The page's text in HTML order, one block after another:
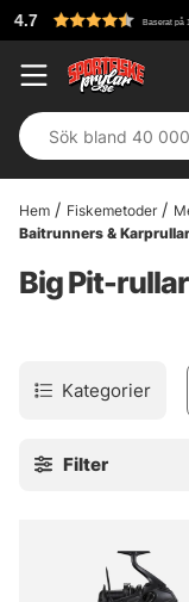
Hem Fiskemetoder
Baitrunners & Karprullar
Big Pit-rullar
Kategorier
Filter